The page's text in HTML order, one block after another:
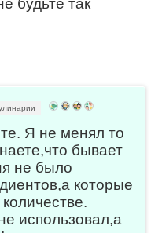
Я не менял то
бывает
не было
которые
использовал,а